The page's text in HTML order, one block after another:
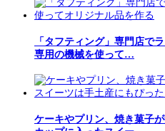
「タフティング」専門店で
専用の機械を使って…
ケーキやプリン、焼き菓子